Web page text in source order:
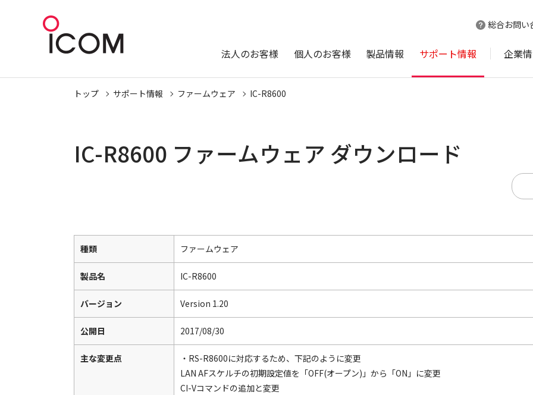
総合お問い
法人のお客様 個人のお客様 製品情報 サポート情報 企業
トップ サポート情報 ファームウェア IC-R8600
IC-R8600 ファームウェア ダウンロード
種類 ファームウェア
製品名 IC-R8600
バージョン Version 1.20
公開日 2017/08/30
主な変更点
・RS-R8600に対応するため、下記のように変更
LAN AFスケルチの初期設定値を「OFF(オープン)」から「ON」に変更
CI-Vコマンドの追加と変更